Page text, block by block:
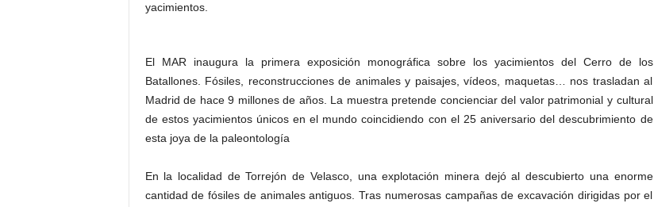
yacimientos.
El MAR inaugura la primera exposición monográfica sobre los yacimientos del Cerro de los
Batallones. Fósiles, reconstrucciones de animales y paisajes, vídeos, maquetas… nos trasladan al
Madrid de hace 9 millones de años. La muestra pretende concienciar del valor patrimonial y cultural
de estos yacimientos únicos en el mundo coincidiendo con el 25 aniversario del descubrimiento de
esta joya de la paleontología
En la localidad de Torrejón de Velasco, una explotación minera dejó al descubierto una enorme
cantidad de fósiles de animales antiguos. Tras numerosas campañas de excavación dirigidas por el